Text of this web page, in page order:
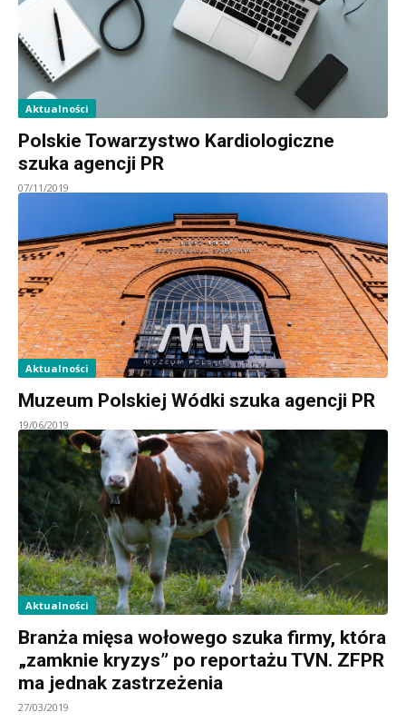
Aktualności
Polskie Towarzystwo Kardiologiczne
szuka agencji PR
07/11/2019
Aktualności
Muzeum Polskiej Wódki szuka agencji PR
19/06/2019
Aktualności
Branża mięsa wołowego szuka firmy, która
„zamknie kryzys” po reportażu TVN. ZFPR
ma jednak zastrzeżenia
27/03/2019